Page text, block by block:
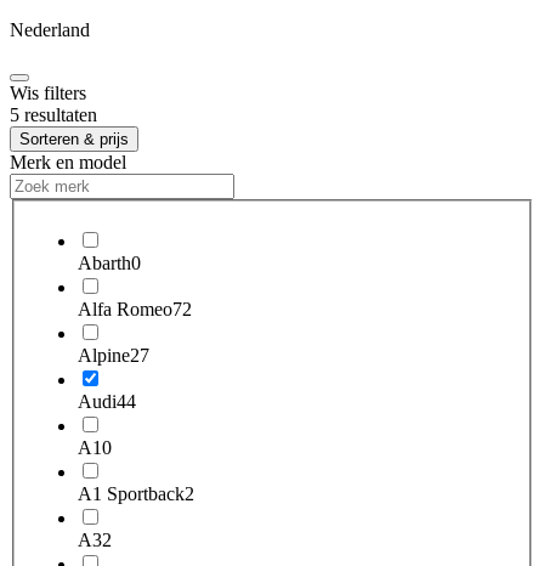
Nederland
Wis filters
5 resultaten
Sorteren & prijs
Merk en model
Abarth0
Alfa Romeo72
Alpine27
Audi44
A10
A1 Sportback2
A32